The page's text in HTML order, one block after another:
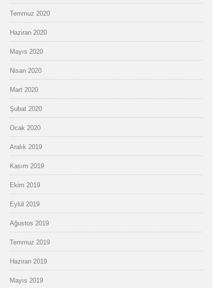
Temmuz 2020
Haziran 2020
Mayıs 2020
Nisan 2020
Mart 2020
Şubat 2020
Ocak 2020
Aralık 2019
Kasım 2019
Ekim 2019
Eylül 2019
Ağustos 2019
Temmuz 2019
Haziran 2019
Mayıs 2019